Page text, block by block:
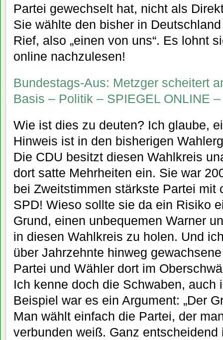
Partei gewechselt hat, nicht als
Sie wählte den bisher in
Rief, also „einen von uns“. Es lohnt
online nachzulesen!
Bundestags-Aus: Metzger scheitert
Basis – Politik – SPIEGEL ONLINE
Wie ist dies zu deuten? Ich glaube,
Hinweis ist in den bisherigen
Die CDU besitzt diesen Wahlkreis
dort satte Mehrheiten ein. Sie war
bei Zweitstimmen stärkste Partei mit
SPD! Wieso sollte sie da ein Risiko
Grund, einen unbequemen Warner
in diesen Wahlkreis zu holen. Und
über Jahrzehnte hinweg
Partei und Wähler dort im
Ich kenne doch die Schwaben, auch
Beispiel war es ein Argument: „Der
Man wählt einfach die Partei, der
verbunden weiß. Ganz entscheidend